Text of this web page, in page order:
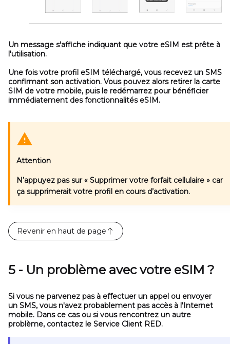
Un message s'affiche indiquant que votre eSIM est prête à
l'utilisation.
Une fois votre profil eSIM téléchargé, vous recevez un SMS
confirmant son activation. Vous pouvez alors retirer la carte
SIM de votre mobile, puis le redémarrez pour bénéficier
immédiatement des fonctionnalités eSIM.
Attention
N’appuyez pas sur« Supprimer votre forfait cellulaire » car
ça supprimerait votre profil en cours d’activation.
Revenir en haut de page
5 - Un problème avec votre eSIM ?
Si vous ne parvenez pas à effectuer un appel ou envoyer
un SMS, vous n'avez probablement pas accès à l'Internet
mobile. Dans ce cas ou si vous rencontrez un autre
problème, contactez le Service Client RED.